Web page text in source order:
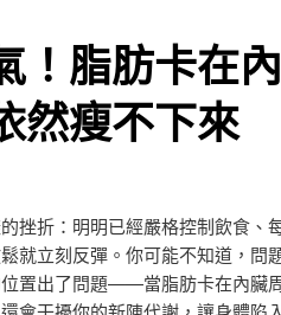
！脂肪卡在
然瘦不下來
挫折：明明已經嚴格控制飲食、
就立刻反彈。你可能不知道，問
置出了問題——當脂肪卡在內臟